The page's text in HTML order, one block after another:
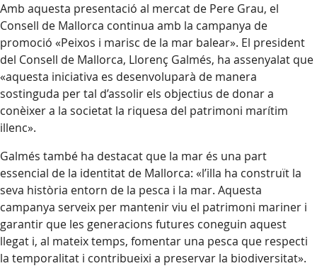
Amb aquesta presentació al mercat de Pere Grau, el
Consell de Mallorca continua amb la campanya de
promoció «Peixos i marisc de la mar balear». El president
del Consell de Mallorca, Llorenç Galmés, ha assenyalat que
«aquesta iniciativa es desenvoluparà de manera
sostinguda per tal d’assolir els objectius de donar a
conèixer a la societat la riquesa del patrimoni marítim
illenc».
Galmés també ha destacat que la mar és una part
essencial de la identitat de Mallorca: «l’illa ha construït la
seva història entorn de la pesca i la mar. Aquesta
campanya serveix per mantenir viu el patrimoni mariner i
garantir que les generacions futures coneguin aquest
llegat i, al mateix temps, fomentar una pesca que respecti
la temporalitat i contribueixi a preservar la biodiversitat».